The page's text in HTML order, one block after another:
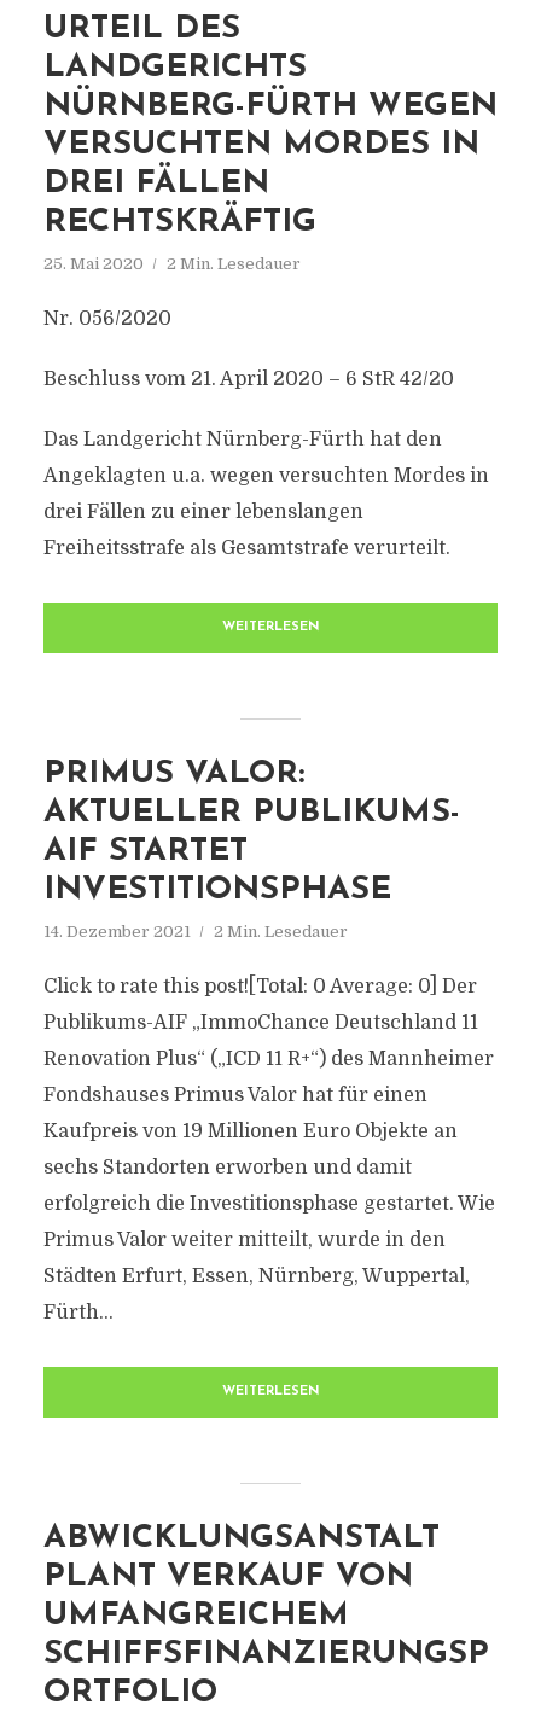
URTEIL DES
LANDGERICHTS
NÜRNBERG-FÜRTH WEGEN
VERSUCHTEN MORDES IN
DREI FÄLLEN
RECHTSKRÄFTIG
25. Mai 2020 2 Min. Lesedauer
Nr. 056/2020
Beschluss vom 21. April 2020 – 6 StR 42/20
Das Landgericht Nürnberg-Fürth hat den
Angeklagten u.a. wegen versuchten Mordes in
drei Fällen zu einer lebenslangen
Freiheitsstrafe als Gesamtstrafe verurteilt.
WEITERLESEN
PRIMUS VALOR:
AKTUELLER PUBLIKUMS-
AIF STARTET
INVESTITIONSPHASE
14. Dezember 2021 2 Min. Lesedauer
Click to rate this post![Total: 0 Average: 0] Der
Publikums-AIF „ImmoChance Deutschland 11
Renovation Plus“ („ICD 11 R+“) des Mannheimer
Fondshauses Primus Valor hat für einen
Kaufpreis von 19 Millionen Euro Objekte an
sechs Standorten erworben und damit
erfolgreich die Investitionsphase gestartet. Wie
Primus Valor weiter mitteilt, wurde in den
Städten Erfurt, Essen, Nürnberg, Wuppertal,
Fürth...
WEITERLESEN
ABWICKLUNGSANSTALT
PLANT VERKAUF VON
UMFANGREICHEM
SCHIFFSFINANZIERUNGSP
ORTFOLIO